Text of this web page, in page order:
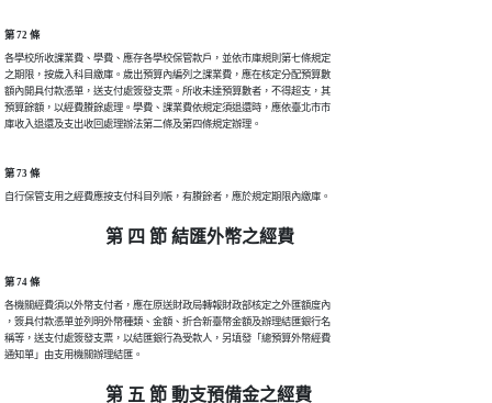
第 72 條
各學校所收課業費、學費、應存各學校保管款戶，並依市庫規則第七條規定
之期限，按歲入科目繳庫。歲出預算內編列之課業費，應在核定分配預算數
額內開具付款憑單，送支付處簽發支票。所收未達預算數者，不得超支，其
預算餘額，以經費賸餘處理。學費、課業費依規定須退還時，應依臺北市市
庫收入退還及支出收回處理辦法第二條及第四條規定辦理。
第 73 條
自行保管支用之經費應按支付科目列帳，有賸餘者，應於規定期限內繳庫。
第 四 節 結匯外幣之經費
第 74 條
各機關經費須以外幣支付者，應在原送財政局轉報財政部核定之外匯額度內
，簽具付款憑單並列明外幣種類、金額、折合新臺幣金額及辦理結匯銀行名
稱等，送支付處簽發支票，以結匯銀行為受款人，另填發「總預算外幣經費
通知單」由支用機關辦理結匯。
第 五 節 動支預備金之經費